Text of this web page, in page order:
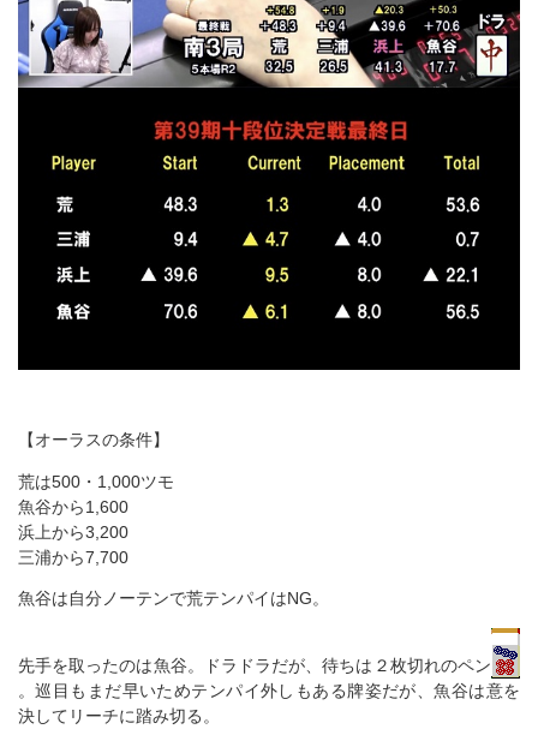
【オーラスの条件】
荒は500・1,000ツモ
魚谷から1,600
浜上から3,200
三浦から7,700
魚谷は自分ノーテンで荒テンパイはNG。
先手を取ったのは魚谷。ドラドラだが、待ちは２枚切れのペン
。巡目もまだ早いためテンパイ外しもある牌姿だが、魚谷は意を
決してリーチに踏み切る。